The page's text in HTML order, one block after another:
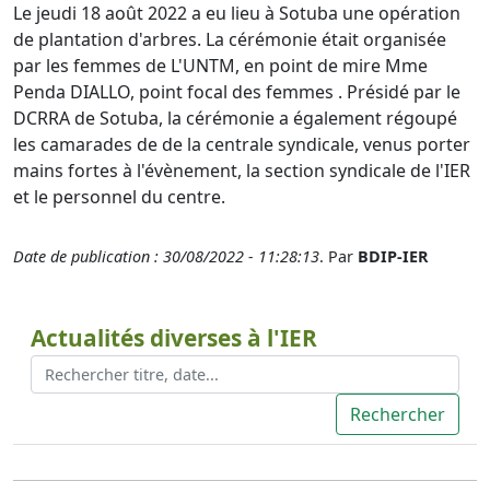
Le jeudi 18 août 2022 a eu lieu à Sotuba une opération
de plantation d'arbres. La cérémonie était organisée
par les femmes de L'UNTM, en point de mire Mme
Penda DIALLO, point focal des femmes . Présidé par le
DCRRA de Sotuba, la cérémonie a également régoupé
les camarades de de la centrale syndicale, venus porter
mains fortes à l'évènement, la section syndicale de l'IER
et le personnel du centre.
Date de publication : 30/08/2022 - 11:28:13. Par BDIP-IER
Actualités diverses à l'IER